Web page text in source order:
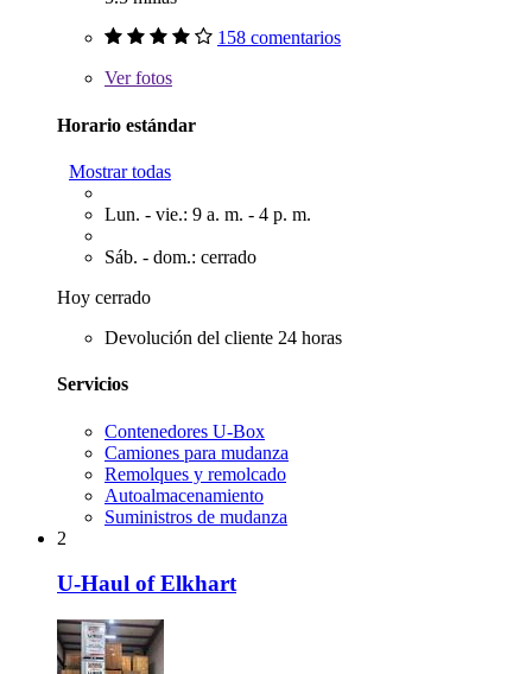
158 comentarios
Verfotos
Horario estándar
Mostrar todas
Lun. - vie.: 9 a. m. - 4 p. m.
Sáb. - dom.: cerrado
Hoy cerrado
Devolución del cliente 24 horas
Servicios
Contenedores U-Box
Camiones para mudanza
Remolques y remolcado
Autoalmacenamiento
Suministros de mudanza
2
U-Haul of Elkhart